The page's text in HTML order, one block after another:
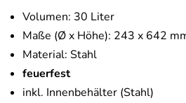
Volumen: 30 Liter
Maße (Ø x Höhe): 243 x 642
Material: Stahl
feuerfest
inkl. Innenbehälter (Stahl)